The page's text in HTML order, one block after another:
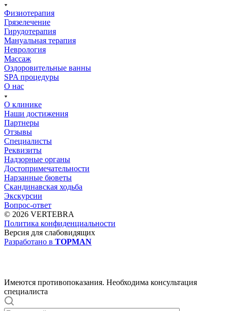
Физиотерапия
Грязелечение
Гирудотерапия
Мануальная терапия
Неврология
Массаж
Оздоровительные ванны
SPA процедуры
О нас
О клинике
Наши достижения
Партнеры
Отзывы
Специалисты
Реквизиты
Надзорные органы
Достопримечательности
Нарзанные бюветы
Скандинавская ходьба
Экскурсии
Вопрос-ответ
© 2026 VERTEBRA
Политика конфиденциальности
Версия для слабовидящих
Разработано в TOPMAN
Имеются противопоказания. Необходима консультация
специалиста